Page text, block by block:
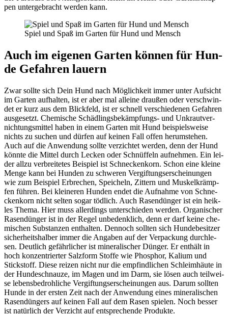
pen unter­ge­bracht wer­den kann.
Spiel und Spaß im Gar­ten für Hund und Mensch
Auch im eige­nen Gar­ten kön­nen für Hun­
de Gefah­ren lau­ern
Zwar soll­te sich Dein Hund nach Mög­lich­keit immer unter Auf­sicht
im Gar­ten auf­hal­ten, ist er aber mal allei­ne drau­ßen oder ver­schwin­
det er kurz aus dem Blick­feld, ist er schnell ver­schie­de­nen Gefah­ren
aus­ge­setzt. Che­mi­sche Schäd­lings­be­kämp­fungs- und Unkraut­ver­
nich­tungs­mit­tel haben in einem Gar­ten mit Hund bei­spiels­wei­se
nichts zu suchen und dür­fen auf kei­nen Fall offen her­um­ste­hen.
Auch auf die Anwen­dung soll­te ver­zich­tet wer­den, denn der Hund
könn­te die Mit­tel durch Lecken oder Schnüf­feln auf­neh­men. Ein lei­
der all­zu ver­brei­te­tes Bei­spiel ist Schne­cken­korn. Schon eine klei­ne
Men­ge kann bei Hun­den zu schwe­ren Ver­gif­tungs­er­schei­nun­gen
wie zum Bei­spiel Erbre­chen, Spei­cheln, Zit­tern und Mus­kel­krämp­
fen füh­ren. Bei klei­ne­ren Hun­den endet die Auf­nah­me von Schne­
cken­korn nicht sel­ten sogar töd­lich. Auch Rasen­dün­ger ist ein heik­
les The­ma. Hier muss aller­dings unter­schie­den wer­den. Orga­ni­scher
Rasen­dün­ger ist in der Regel unbe­denk­lich, denn er darf kei­ne che­
mi­schen Sub­stan­zen ent­hal­ten. Den­noch soll­ten sich Hun­de­be­sit­zer
sicher­heits­hal­ber immer die Anga­ben auf der Ver­pa­ckung durch­le­
sen. Deut­lich gefähr­li­cher ist mine­ra­li­scher Dün­ger. Er ent­hält in
hoch kon­zen­trier­ter Salz­form Stof­fe wie Phos­phor, Kali­um und
Stick­stoff. Die­se rei­zen nicht nur die emp­find­li­chen Schleim­häu­te in
der Hun­de­schnau­ze, im Magen und im Darm, sie lösen auch teil­wei­
se lebens­be­droh­li­che Ver­gif­tungs­er­schei­nun­gen aus. Dar­um soll­ten
Hun­de in der ers­ten Zeit nach der Anwen­dung eines mine­ra­li­schen
Rasen­dün­gers auf kei­nen Fall auf dem Rasen spie­len. Noch bes­ser
ist natür­lich der Ver­zicht auf ent­spre­chen­de Pro­duk­te.